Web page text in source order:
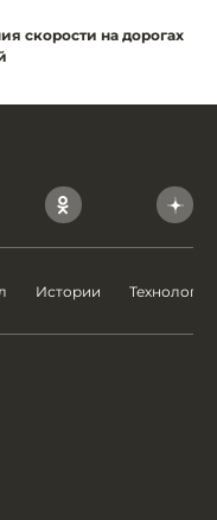
скорости на дорогах
Истории Технологии